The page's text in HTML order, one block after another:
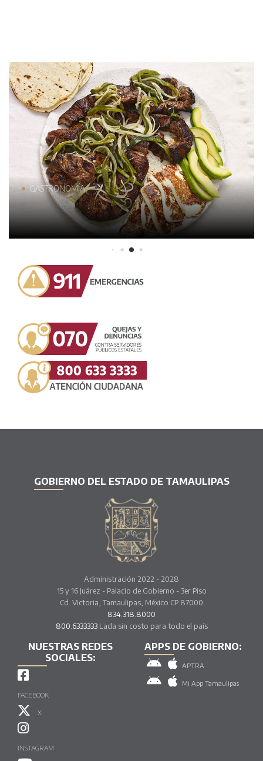
GASTRONOMÍA
GOBIERNO DEL ESTADO DE TAMAULIPAS
Administración 2022 - 2028
15 y 16 Juárez - Palacio de Gobierno - 3er Piso
Cd. Victoria, Tamaulipas, México CP 87000
834.318.8000
800.6333333Lada sin costo para todo el país
NUESTRAS REDES
SOCIALES:
FACEBOOK
X
INSTAGRAM
APPS DE GOBIERNO:
APTRA
Mi App Tamaulipas